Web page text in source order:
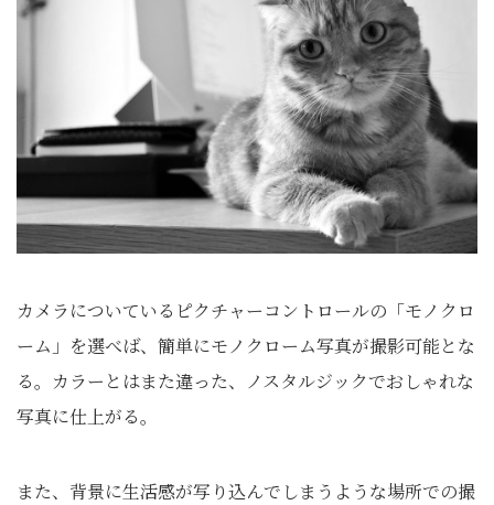
カメラについているピクチャーコントロールの「モノクロ
ーム」を選べば、簡単にモノクローム写真が撮影可能とな
る。カラーとはまた違った、ノスタルジックでおしゃれな
写真に仕上がる。
また、背景に生活感が写り込んでしまうような場所での撮